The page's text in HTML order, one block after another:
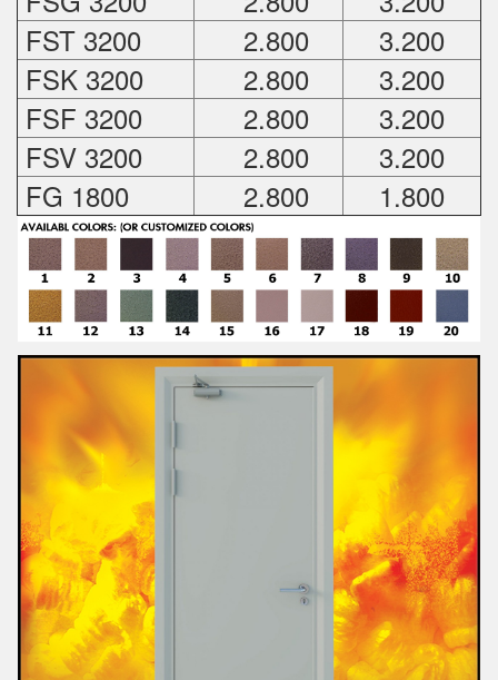
FST 3200
2.800
3.200
FSK 3200
2.800
3.200
FSF 3200
2.800
3.200
FSV 3200
2.800
3.200
FG 1800
2.800 1.800